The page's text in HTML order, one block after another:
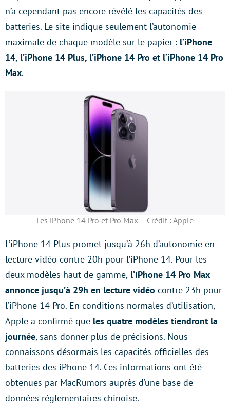
n’a cependant pas encore révélé les capacités des
batteries. Le site indique seulement l’autonomie
maximale de chaque modèle sur le papier : l’iPhone
14, l’iPhone 14 Plus, l’iPhone 14 Pro et l’iPhone 14 Pro
Max.
Les iPhone 14 Pro et Pro Max – Crédit : Apple
L’iPhone 14 Plus promet jusqu’à 26h d’autonomie en
lecture vidéo contre 20h pour l’iPhone 14. Pour les
deux modèles haut de gamme, l’iPhone 14 Pro Max
annonce jusqu’à 29h en lecture vidéo contre 23h pour
l’iPhone 14 Pro. En conditions normales d’utilisation,
Apple a confirmé que les quatre modèles tiendront la
journée, sans donner plus de précisions. Nous
connaissons désormais les capacités officielles des
batteries des iPhone 14. Ces informations ont été
obtenues par MacRumors auprès d’une base de
données réglementaires chinoise.